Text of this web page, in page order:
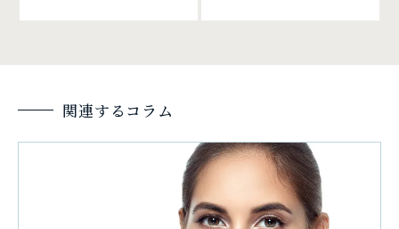
関連するコラム